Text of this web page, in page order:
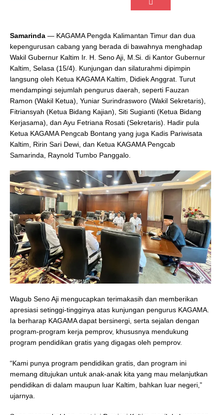
Samarinda — KAGAMA Pengda Kalimantan Timur dan dua
kepengurusan cabang yang berada di bawahnya menghadap
Wakil Gubernur Kaltim Ir. H. Seno Aji, M.Si. di Kantor Gubernur
Kaltim, Selasa (15/4). Kunjungan dan silaturahmi dipimpin
langsung oleh Ketua KAGAMA Kaltim, Didiek Anggrat. Turut
mendampingi sejumlah pengurus daerah, seperti Fauzan
Ramon (Wakil Ketua), Yuniar Surindrasworo (Wakil Sekretaris),
Fitriansyah (Ketua Bidang Kajian), Siti Sugianti (Ketua Bidang
Kerjasama), dan Ayu Fetriana Rosati (Sekretaris). Hadir pula
Ketua KAGAMA Pengcab Bontang yang juga Kadis Pariwisata
Kaltim, Ririn Sari Dewi, dan Ketua KAGAMA Pengcab
Samarinda, Raynold Tumbo Panggalo.
Wagub Seno Aji mengucapkan terimakasih dan memberikan
apresiasi setinggi-tingginya atas kunjungan pengurus KAGAMA.
Ia berharap KAGAMA dapat bersinergi, serta sejalan dengan
program-program kerja pemprov, khususnya mendukung
program pendidikan gratis yang digagas oleh pemprov.
“Kami punya program pendidikan gratis, dan program ini
memang ditujukan untuk anak-anak kita yang mau melanjutkan
pendidikan di dalam maupun luar Kaltim, bahkan luar negeri,”
ujarnya.